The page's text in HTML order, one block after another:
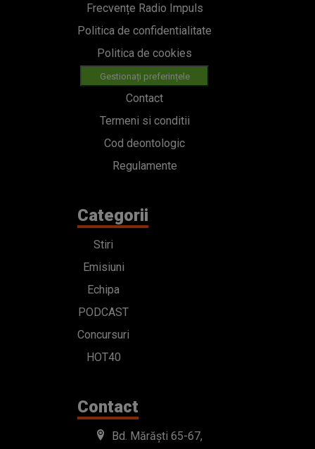
Frecvențe Radio Impuls
Politica de confidentialitate
Politica de cookies
Gestionați preferințele
Contact
Termeni si conditii
Cod deontologic
Regulamente
Categorii
Stiri
Emisiuni
Echipa
PODCAST
Concursuri
HOT40
Contact
Bd. Mărăști 65-67,